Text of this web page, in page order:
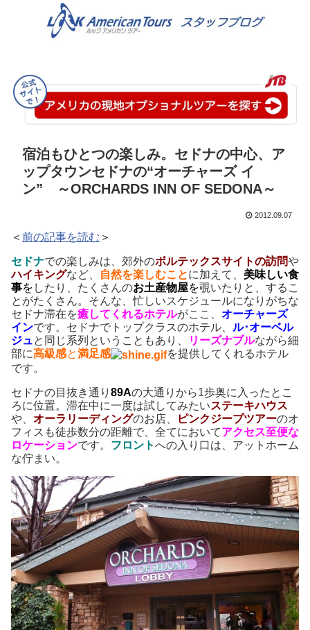
宿泊もひとつの楽しみ。セドナの中心、ア
ップタウンセドナの“オーチャーズ イ
ン” ～ORCHARDS INN OF SEDONA～
2012.09.07
＜ 前の記事を読む ＞
セドナでの楽しみは、郊外のボルテックスサイトの訪問や
ハイキングなど、 自然を楽しむことに加えて、 美味しい食
事を したり、たくさんのお土産物屋を覗いたりと、するこ
とがたくさん。そんな、忙しいスケジュールになりがちな
セドナ滞在を癒してくれるホテルがここ、 オーチャーズ
インです。セドナでトップクラスのホテル、 ル･オーベル
ジュと同じ系列ということもあり、 リーズナブルながら細
部に高級感と満足感
を提供してくれるホテル
です。
セドナの目抜き通り 89Aの大通りから1歩奥に入ったとこ
ろに位置。滞在中に一度は試してみたいステーキハウス
や、 オーラリーディングのお店、 ピンクジープツアーのオ
フィスも徒歩数分の距離で、全てにおいてアクセス至便な
ロケーションです。 フロントへの入り口は、アットホーム
な佇まい。